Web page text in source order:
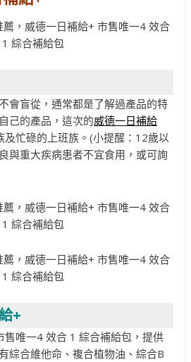
會盲從，通常都是了解過產品的特
己的產品，這次的威德一日補給
及忙碌的上班族。(小提醒：12歲以
與重大疾病患者不宜食用，或可詢
+
售唯一4 效合 1 綜合補給包，提供
綜合維他命、複合植物油、綜合B